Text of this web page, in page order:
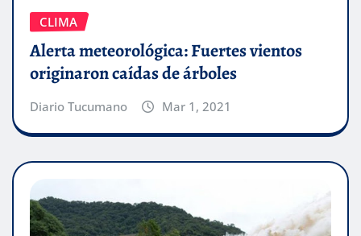
CLIMA
Alerta meteorológica: Fuertes vientos
originaron caídas de árboles
Diario Tucumano Mar 1, 2021